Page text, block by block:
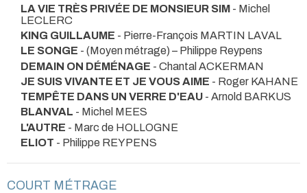
LA VIE TRÈS PRIVÉE DE MONSIEUR SIM - Michel
LECLERC
KING GUILLAUME - Pierre-François MARTIN LAVAL
LE SONGE - (Moyen métrage) – Philippe Reypens
DEMAIN ON DÉMÉNAGE - Chantal ACKERMAN
JE SUIS VIVANTE ET JE VOUS AIME - Roger KAHANE
TEMPÊTE DANS UN VERRE D'EAU - Arnold BARKUS
BLANVAL - Michel MEES
L'AUTRE - Marc de HOLLOGNE
ELIOT - Philippe REYPENS
COURT MÉTRAGE